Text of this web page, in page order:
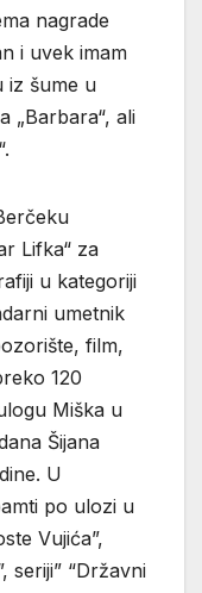
nagrade
i uvek imam
iz šume u
„Barbara“, ali
Lifka“ za
u kategoriji
umetnik
film,
120
Miška u
Šijana
U
po ulozi u
Vujića”,
seriji” “Državni